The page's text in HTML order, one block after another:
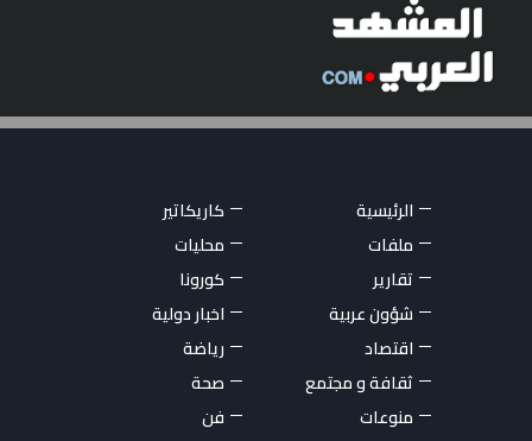
الرئيسية
كاريكاتير
ملفات
محليات
تقارير
كورونا
شؤون عربية
اخبار دولية
اقتصاد
رياضة
ثقافة و مجتمع
صحة
منوعات
فن